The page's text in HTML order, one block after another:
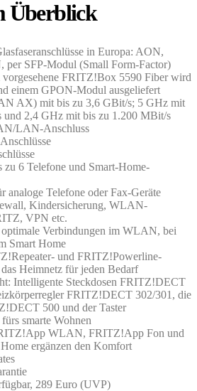
Überblick
in Europa: AON,
per SFP-Modul (Small Form-Factor)
FRITZ!Box 5590 Fiber wird
einem GPON-Modul ausgeliefert
AX) mit bis zu 3,6 GBit/s; 5 GHz mit
und 2,4 GHz mit bis zu 1.200 MBit/s
LAN-Anschluss
6 Telefone und Smart-Home-
analoge Telefone oder Fax-Geräte
Kindersicherung, WLAN-
VPN etc.
Verbindungen im WLAN, bei
Smart Home
und FRITZ!Powerline-
Heimnetz für jeden Bedarf
Intelligente Steckdosen FRITZ!DECT
FRITZ!DECT 302/301, die
500 und der Taster
smarte Wohnen
WLAN, FRITZ!App Fon und
ergänzen den Komfort
289 Euro (UVP)